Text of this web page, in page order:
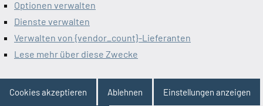
Optionen verwalten
Dienste verwalten
Verwalten von {vendor_count}-Lieferanten
Lese mehr über diese Zwecke
Cookies akzeptieren Ablehnen Einstellungen anzeigen